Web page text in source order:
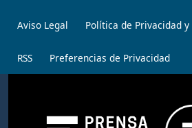
Aviso Legal Política de Privacidad y
RSS Preferencias de Privacidad